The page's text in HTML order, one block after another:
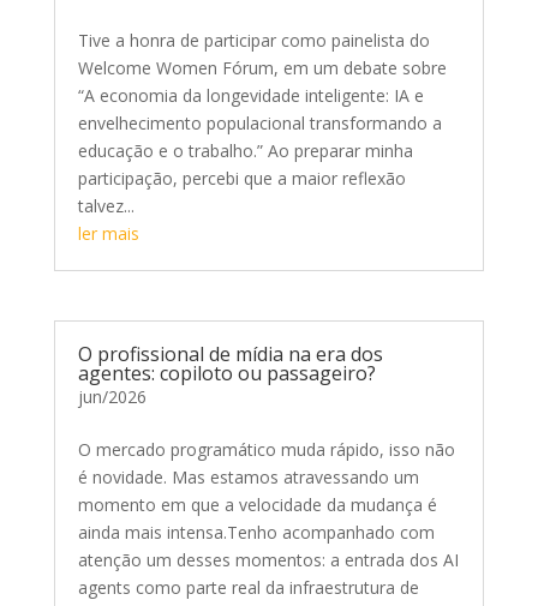
Tive a honra de participar como painelista do
Welcome Women Fórum, em um debate sobre
“A economia da longevidade inteligente: IA e
envelhecimento populacional transformando a
educação e o trabalho.” Ao preparar minha
participação, percebi que a maior reflexão
talvez...
ler mais
O profissional de mídia na era dos
agentes: copiloto ou passageiro?
jun/2026
O mercado programático muda rápido, isso não
é novidade. Mas estamos atravessando um
momento em que a velocidade da mudança é
ainda mais intensa.Tenho acompanhado com
atenção um desses momentos: a entrada dos AI
agents como parte real da infraestrutura de